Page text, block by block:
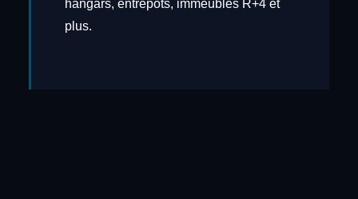
hangars, entrepôts, immeubles R+4 et
plus.